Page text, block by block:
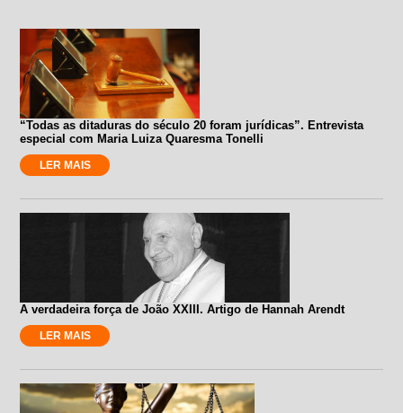
“Todas as ditaduras do século 20 foram jurídicas”. Entrevista
especial com Maria Luiza Quaresma Tonelli
LER MAIS
A verdadeira força de João XXIII. Artigo de Hannah Arendt
LER MAIS